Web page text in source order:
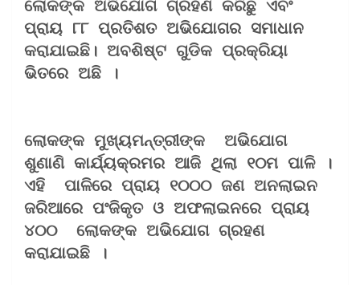
ଲୋକଙ୍କ ଅଭିଯୋଗ ଗ୍ରହଣ କରିଛୁ ଏବଂ
ପ୍ରାୟ ୮୮ ପ୍ରତିଶତ ଅଭିଯୋଗର ସମାଧାନ
କରାଯାଇଛି। ଅବଶିଷ୍ଟ ଗୁଡିକ ପ୍ରକ୍ରିୟା
ଭିତରେ ଅଛି ।
ଲୋକଙ୍କ ମୁଖ୍ୟମନ୍ତ୍ରୀଙ୍କ  ଅଭିଯୋଗ
ଶୁଣାଣି କାର୍ଯ୍ୟକ୍ରମର ଆଜି ଥିଲା ୧୦ମ ପାଳି ।
ଏହି  ପାଳିରେ ପ୍ରାୟ ୧୦୦୦ ଜଣ ଅନଲାଇନ
ଜରିଆରେ ପଂଜିକୃତ ଓ ଅଫଲାଇନରେ ପ୍ରାୟ
୪୦୦  ଲୋକଙ୍କ ଅଭିଯୋଗ ଗ୍ରହଣ
କରାଯାଇଛି ।